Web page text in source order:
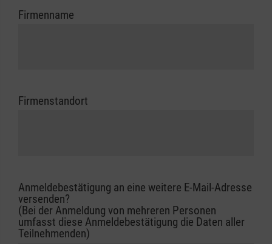
Firmenname
Firmenstandort
Anmeldebestätigung an eine weitere E-Mail-Adresse
versenden?
(Bei der Anmeldung von mehreren Personen
umfasst diese Anmeldebestätigung die Daten aller
Teilnehmenden)